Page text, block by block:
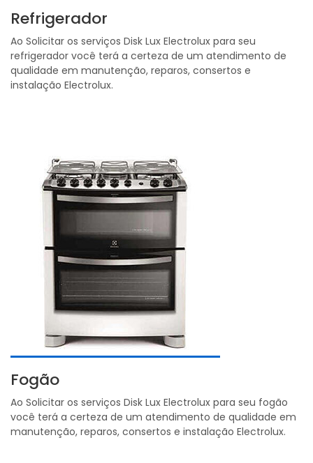
Refrigerador
Ao Solicitar os serviços Disk Lux Electrolux para seu
refrigerador você terá a certeza de um atendimento de
qualidade em manutenção, reparos, consertos e
instalação Electrolux.
Fogão
Ao Solicitar os serviços Disk Lux Electrolux para seu fogão
você terá a certeza de um atendimento de qualidade em
manutenção, reparos, consertos e instalação Electrolux.